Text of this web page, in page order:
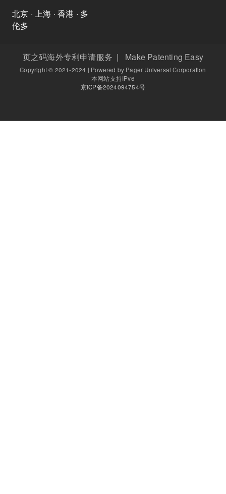
北京 · 上海 · 香港 · 多
伦多
页之码海外专利申请服务 | Make Patenting Easy
Copyright © 2021-2024 | Powered by Pager Universal Corporation
本网站支持IPv6
京ICP备2024094754号